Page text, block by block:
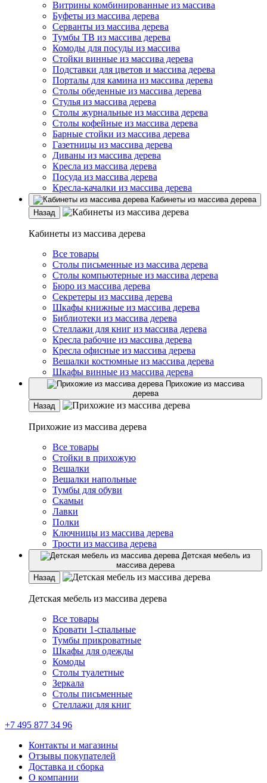
Витрины комбинированные из массива
Буфеты из массива дерева
Серванты из массива дерева
Тумбы ТВ из массива дерева
Комоды для посуды из массива
Стойки винные из массива дерева
Подставки для цветов и массива дерева
Порталы для камина из массива дерева
Столы обеденные из массива дерева
Стулья из массива дерева
Столы журнальные из массива дерева
Столы кофейные из массива дерева
Барные стойки из массива дерева
Газетницы из массива дерева
Диваны из массива дерева
Кресла из массива дерева
Посуда из массива дерева
Кресла-качалки из массива дерева
Кабинеты из массива дерева
Назад
Кабинеты из массива дерева
Все товары
Столы письменные из массива дерева
Столы компьютерные из массива дерева
Бюро из массива дерева
Секретеры из массива дерева
Шкафы книжные из массива дерева
Библиотеки из массива дерева
Стеллажи для книг из массива дерева
Кресла рабочие из массива дерева
Кресла офисные из массива дерева
Вешалки костюмные из массива дерева
Шкафы винные из массива дерева
Прихожие из массива
дерева
Назад
Прихожие из массива дерева
Все товары
Стойки в прихожую
Вешалки
Вешалки напольные
Тумбы для обуви
Скамьи
Лавки
Полки
Ключницы из массива дерева
Трости из массива дерева
Детская мебель из
массива дерева
Назад
Детская мебель из массива дерева
Все товары
Кровати 1-спальные
Тумбы прикроватные
Шкафы для одежды
Комоды
Столы туалетные
Зеркала
Столы письменные
Стеллажи для книг
+7 495 877 34 96
Контакты и магазины
Отзывы покупателей
Доставка и сборка
О компании